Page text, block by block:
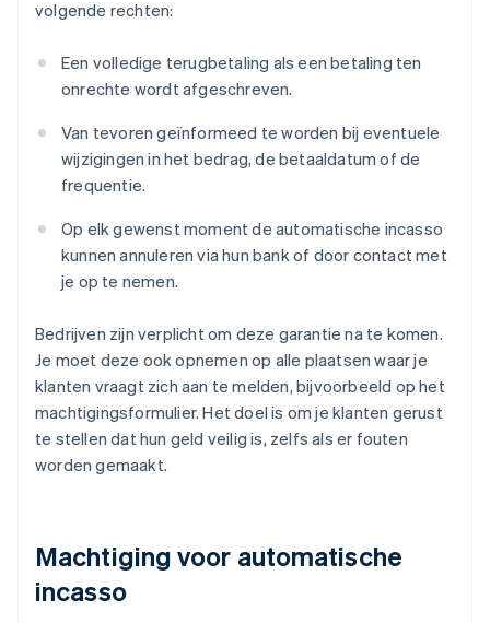
volgende rechten:
Een volledige terugbetaling als een betaling ten
onrechte wordt afgeschreven.
Van tevoren geïnformeed te worden bij eventuele
wijzigingen in het bedrag, de betaaldatum of de
frequentie.
Op elk gewenst moment de automatische incasso
kunnen annuleren via hun bank of door contact met
je op te nemen.
Bedrijven zijn verplicht om deze garantie na te komen.
Je moet deze ook opnemen op alle plaatsen waar je
klanten vraagt zich aan te melden, bijvoorbeeld op het
machtigingsformulier. Het doel is om je klanten gerust
te stellen dat hun geld veilig is, zelfs als er fouten
worden gemaakt.
Machtiging voor automatische
incasso